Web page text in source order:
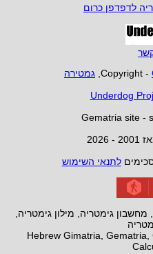
לדפדפן כרום
, גמטירה
Underdog
Gematria site -
לתנאי השימוש
גימטריה, מילון גימטריה,
Hebrew Gimatria,